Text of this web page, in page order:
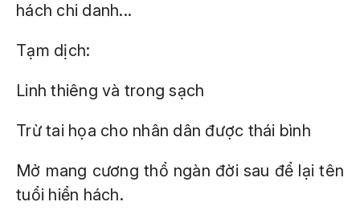
hách chi danh...
Tạm dịch:
Linh thiêng và trong sạch
Trừ tai họa cho nhân dân được thái bình
Mở mang cương thổ ngàn đời sau để lại tên
tuổi hiển hách.